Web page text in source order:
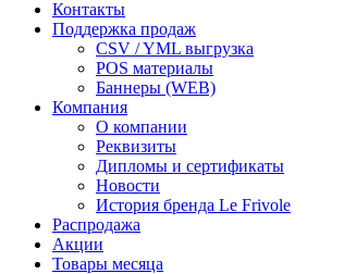
Контакты
Поддержка продаж
CSV / YML выгрузка
POS материалы
Баннеры (WEB)
Компания
О компании
Реквизиты
Дипломы и сертификаты
Новости
История бренда Le Frivole
Распродажа
Акции
Товары месяца